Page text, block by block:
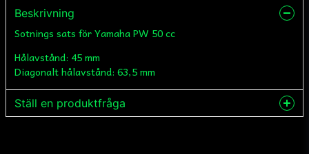
Beskrivning
Sotnings sats för Yamaha PW 50 cc
Hålavstånd: 45 mm
Diagonalt hålavstånd: 63,5 mm
Ställ en produktfråga